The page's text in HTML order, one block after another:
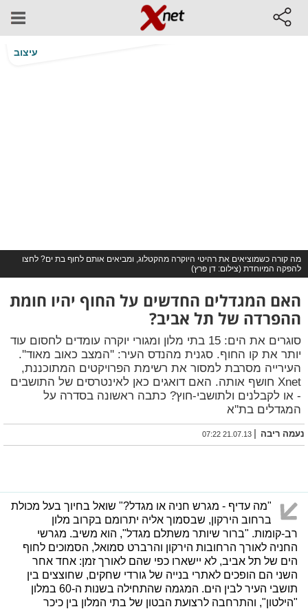
עיצוב
מה קורה כשמוציאים את רהיטי היוקרה מהקטלוג, ומביאים אותם לחוף בת ים? לחצו
להפקה המיוחדת (צילום: דן פרץ)
האם המגדלים החדשים על החוף יהיו חומת
ההפרדה של תל אביב?
סוגרים את הים: 15 בתי מלון ומגורי יוקרה עומדים לחסום עוד
יותר את קו החוף. סגנית מהנדס העיר: ''המצב כאוב מאוד''.
העירייה מסרבת למסור את רשימת הפרויקטים המתוכננת,
Xnet חושף אותה. האם דואגים כאן לאינטרסים של התושבים
- או לקבלנים ולתושבי-חוץ? כתבה ראשונה בסדרה על
המגדלים בת''א
נעמה ריבה |
21.07.13 07:22
"מה עדיף - מגרש חניה או מגדל?" שואל בחיוך בעל מכולת
ברחוב הירקון, שבסמוך אליה יתרומם בקרוב מלון
רב-קומות. "ברור שיותר משתלם מגדל", הוא משיב. מגרשי
החניה לאורך הרחובות הירקון והרברט סמואל, הסמוכים לחוף
הים של תל אביב, לא יישארו כפי שהם לאורך זמן: אחד אחר
השני הם הופכים לאתרי בנייה של גורדי שחקים, שחוצצים בין
תושבי העיר לבין הים. המגמה שהתחילה בשנות ה-60 במלון
"הילטון", והתרחבה לרצועת הבטון של בתי המלון בין כיכר